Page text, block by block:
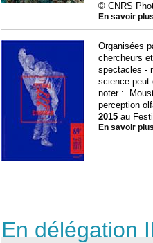
© CNRS
En savoir plus
Organisées
chercheurs
spectacles -
science peut
noter :
perception
2015 au
En savoir plus
En délégation